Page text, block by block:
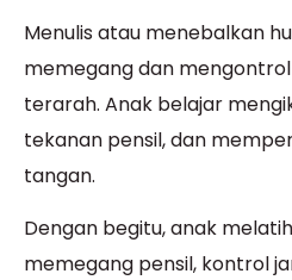
Menulis atau menebalkan
memegang dan
terarah. Anak belajar
tekanan pensil, dan
tangan.
Dengan begitu, anak
memegang pensil, kontrol